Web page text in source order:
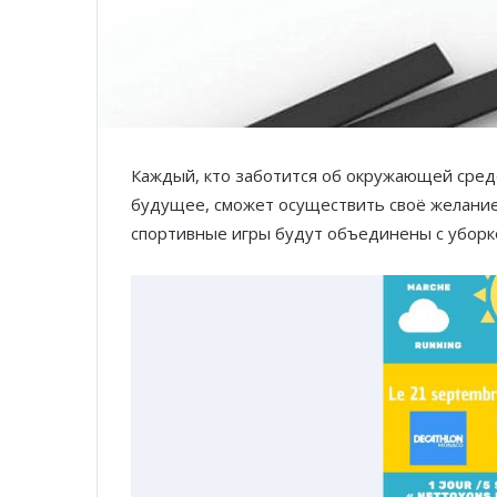
Каждый, кто заботится об окружающей
будущее, сможет осуществить своё
спортивные игры будут объединены с